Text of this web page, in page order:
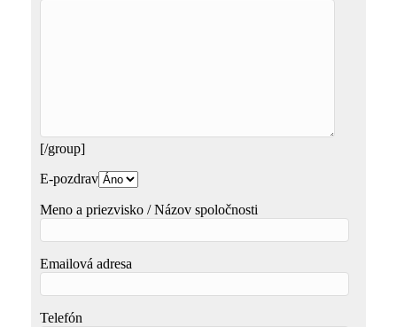
[/group]
E-pozdrav
Meno a priezvisko / Názov spoločnosti
Emailová adresa
Telefón